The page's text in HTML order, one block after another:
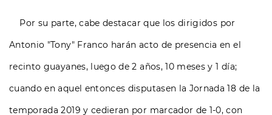
Por su parte, cabe destacar que los dirigidos por
Antonio "Tony" Franco harán acto de presencia en el
recinto guayanes, luego de 2 años, 10 meses y 1 día;
cuando en aquel entonces disputasen la Jornada 18 de la
temporada 2019 y cedieran por marcador de 1-0, con